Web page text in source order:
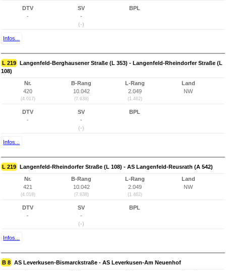
DTV
-
SV
-
(-)
BPL
Infos...
L 219 Langenfeld-Berghausener Straße (L 353) - Langenfeld-Rheindorfer Straße (L
108)
Nr.
420
(4.017)
B-Rang
10.042
(7.638)
L-Rang
2.049
(1.462)
Land
NW
DTV
-
SV
-
(-)
BPL
Infos...
L 219 Langenfeld-Rheindorfer Straße (L 108) - AS Langenfeld-Reusrath (A 542)
Nr.
421
(4.018)
B-Rang
10.042
(7.638)
L-Rang
2.049
(1.462)
Land
NW
DTV
-
SV
-
(-)
BPL
Infos...
B 8 AS Leverkusen-Bismarckstraße - AS Leverkusen-Am Neuenhof